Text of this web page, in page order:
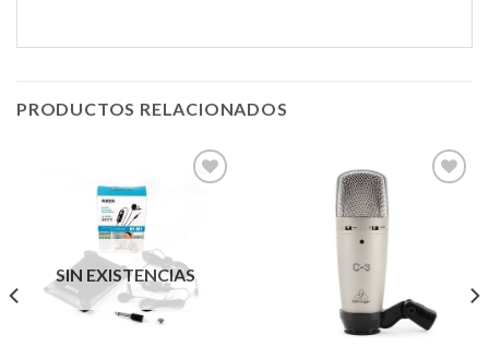
PRODUCTOS RELACIONADOS
lista de
deseos
SIN EXISTENCIAS